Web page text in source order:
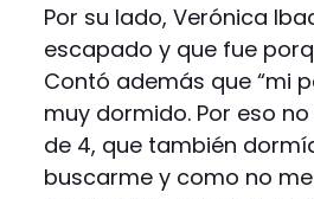
Por su lado, Verónica
escapado y que fue
Contó además que “mi
muy dormido. Por eso
de 4, que también
buscarme y como no